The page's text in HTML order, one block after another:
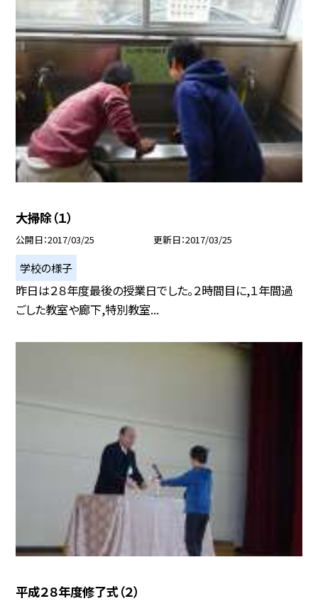
大掃除（１）
公開日 2017/03/25 更新日 2017/03/25
学校の様子
昨日は２８年度最後の授業日でした。２時間目に,１年間過
ごした教室や廊下,特別教室...
平成２８年度修了式（２）